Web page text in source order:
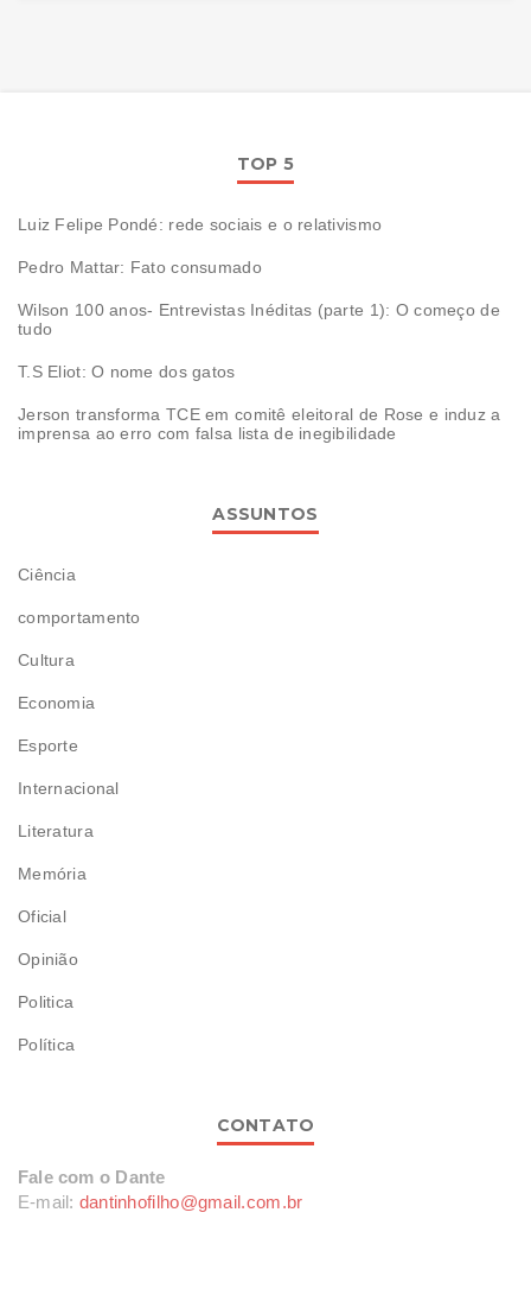
TOP 5
Luiz Felipe Pondé: rede sociais e o relativismo
Pedro Mattar: Fato consumado
Wilson 100 anos- Entrevistas Inéditas (parte 1): O começo de
tudo
T.S Eliot: O nome dos gatos
Jerson transforma TCE em comitê eleitoral de Rose e induz a
imprensa ao erro com falsa lista de inegibilidade
ASSUNTOS
Ciência
comportamento
Cultura
Economia
Esporte
Internacional
Literatura
Memória
Oficial
Opinião
Politica
Política
CONTATO
Fale com o Dante
E-mail: dantinhofilho@gmail.com.br